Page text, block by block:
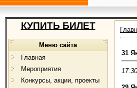
КУПИТЬ БИЛЕТ
Меню сайта
Главная
Мероприятия
Конкурсы, акции, проекты
31
17:30